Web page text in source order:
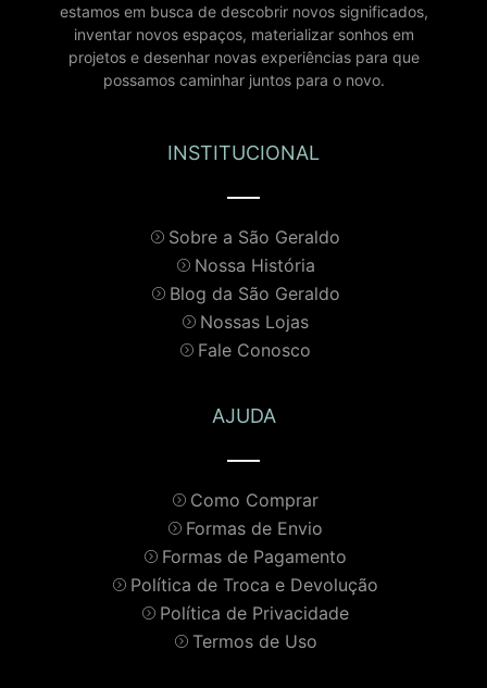
estamos em busca de descobrir novos significados,
inventar novos espaços, materializar sonhos em
projetos e desenhar novas experiências para que
possamos caminhar juntos para o novo.
INSTITUCIONAL
Sobre a São Geraldo
Nossa História
Blog da São Geraldo
Nossas Lojas
Fale Conosco
AJUDA
Como Comprar
Formas de Envio
Formas de Pagamento
Política de Troca e Devolução
Política de Privacidade
Termos de Uso